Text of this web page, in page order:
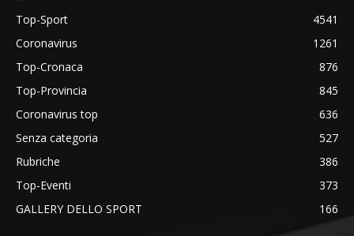
Top-Sport
4541
Coronavirus
1261
Top-Cronaca
876
Top-Provincia
845
Coronavirus top
636
Senza categoria
527
Rubriche
386
Top-Eventi
373
GALLERY DELLO SPORT
166